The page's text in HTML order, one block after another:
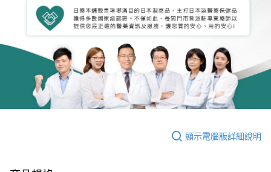
顯示電腦版詳細說明